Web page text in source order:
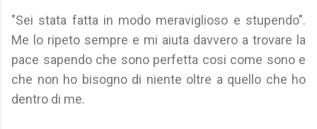
"Sei stata fatta in modo meraviglioso e stupendo".
Me lo ripeto sempre e mi aiuta davvero a trovare la
pace sapendo che sono perfetta cosi come sono e
che non ho bisogno di niente oltre a quello che ho
dentro di me.